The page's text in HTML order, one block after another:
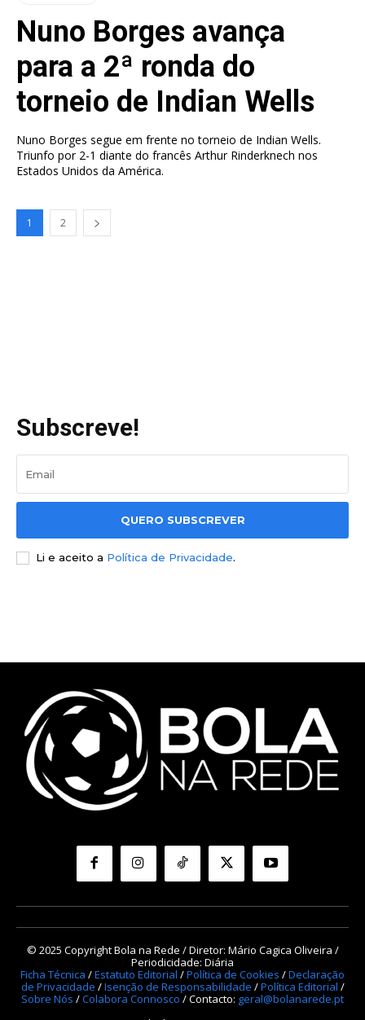
Nuno Borges avança
para a 2ª ronda do
torneio de Indian Wells
Nuno Borges segue em frente no torneio de Indian Wells.
Triunfo por 2-1 diante do francês Arthur Rinderknech nos
Estados Unidos da América.
1 2
Subscreve!
QUERO SUBSCREVER
Li e aceito a Política de Privacidade.
© 2025 Copyright Bola na Rede / Diretor: Mário Cagica Oliveira /
Periodicidade: Diária
Ficha Técnica /Estatuto Editorial /Política de Cookies /Declaração
de Privacidade /Isenção de Responsabilidade /Política Editorial /
Sobre Nós /Colabora Connosco / Contacto: geral@bolanarede.pt